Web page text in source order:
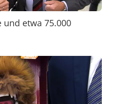
etwa 75.000